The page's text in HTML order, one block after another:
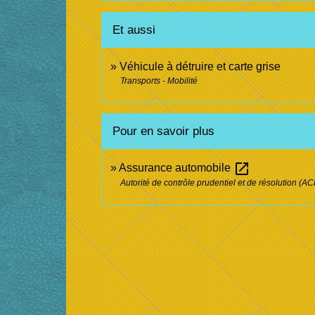
Et aussi
Véhicule à détruire et carte grise
Transports - Mobilité
Pour en savoir plus
Assurance automobileopen_in_new
Autorité de contrôle prudentiel et de résolution